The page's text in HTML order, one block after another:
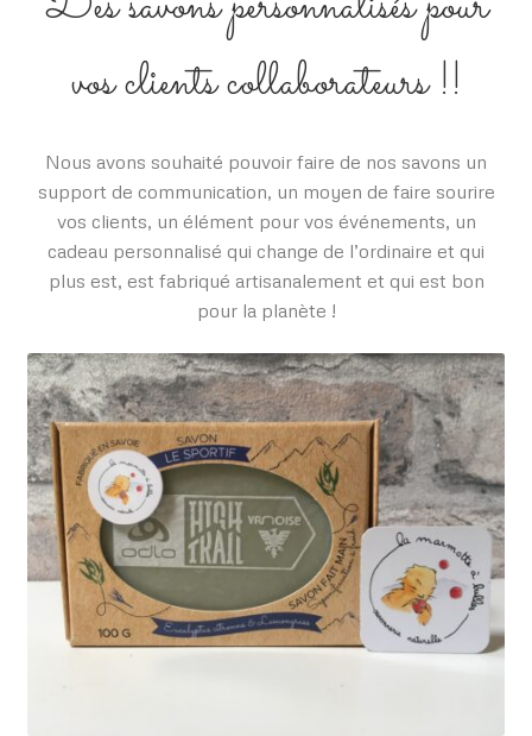
vos clients collaborateurs !!
Nous avons souhaité pouvoir faire de nos savons un
support de communication, un moyen de faire sourire
vos clients, un élément pour vos événements, un
cadeau personnalisé qui change de l’ordinaire et qui
plus est, est fabriqué artisanalement et qui est bon
pour la planète !